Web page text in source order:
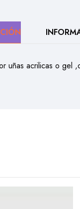
uñas acrilicas o gel